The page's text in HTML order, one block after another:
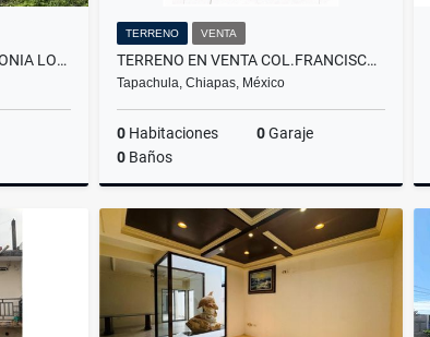
SE VENDE TERRENO EN COLONIA LOS JAZMINES TAPACHULA
TERRENO VENTA
TERRENO EN VENTA COL.FRANCISCO VILLA TAPACHULA
Tapachula, Chiapas, México
0 Habitaciones 0Garaje
0 Baños
Venta
$690,000